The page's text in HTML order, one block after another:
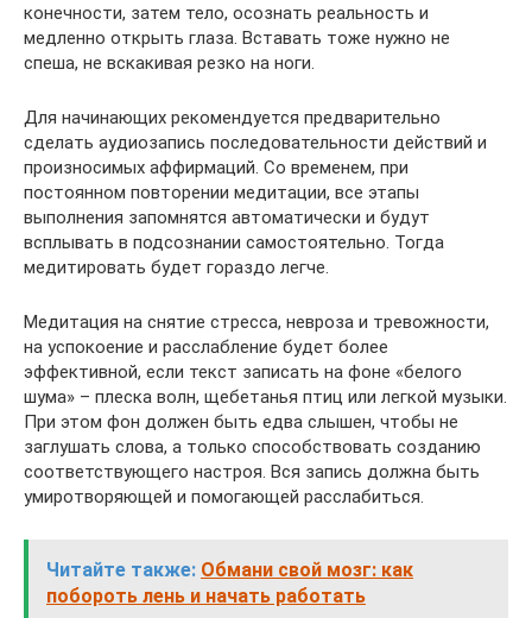
конечности, затем тело, осознать реальность и
медленно открыть глаза. Вставать тоже нужно не
спеша, не вскакивая резко на ноги.
Для начинающих рекомендуется предварительно
сделать аудиозапись последовательности действий и
произносимых аффирмаций. Со временем, при
постоянном повторении медитации, все этапы
выполнения запомнятся автоматически и будут
всплывать в подсознании самостоятельно. Тогда
медитировать будет гораздо легче.
Медитация на снятие стресса, невроза и тревожности,
на успокоение и расслабление будет более
эффективной, если текст записать на фоне «белого
шума» – плеска волн, щебетанья птиц или легкой музыки.
При этом фон должен быть едва слышен, чтобы не
заглушать слова, а только способствовать созданию
соответствующего настроя. Вся запись должна быть
умиротворяющей и помогающей расслабиться.
Читайте также: Обмани свой мозг: как
побороть лень и начать работать